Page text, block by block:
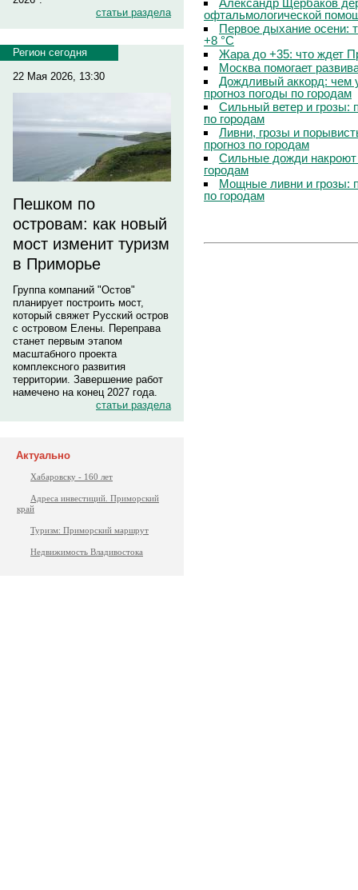
статьи раздела
Регион сегодня
22 Мая 2026, 13:30
Пешком по
островам: как новый
мост изменит туризм
в Приморье
Группа компаний "Остов"
планирует построить мост,
который свяжет Русский остров
с островом Елены. Переправа
станет первым этапом
масштабного проекта
комплексного развития
территории. Завершение работ
намечено на конец 2027 года.
статьи раздела
Актуально
Хабаровску - 160 лет
Адреса инвестиций. Приморский
край
Туризм: Приморский маршрут
Недвижимость Владивостока
офтальмологической
Первое дыхание осени:
+8 °C
Жара до +35: что ждет
Москва помогает
Дождливый аккорд: чем
прогноз погоды по городам
Сильный ветер и грозы:
по городам
Ливни, грозы и
прогноз по городам
Сильные дожди
городам
Мощные ливни и грозы:
по городам